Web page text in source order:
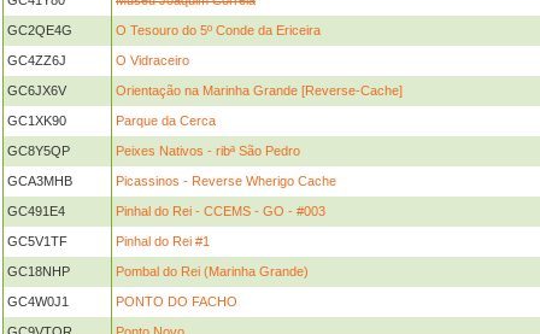
GC2QE4G O Tesouro do 5º Conde da Ericeira
GC4ZZ6J O Vidraceiro
GC6JX6V Orientação na Marinha Grande [Reverse-Cache]
GC1XK90 Parque da Cerca
GC8Y5QP Peixes Nativos - ribª São Pedro
GCA3MHB Picassinos - Reverse Wherigo Cache
GC491E4 Pinhal do Rei - CCEMS - GO - #003
GC5V1TF Pinhal do Rei #1
GC18NHP Pombal do Rei (Marinha Grande)
GC4W0J1 PONTO DO FACHO